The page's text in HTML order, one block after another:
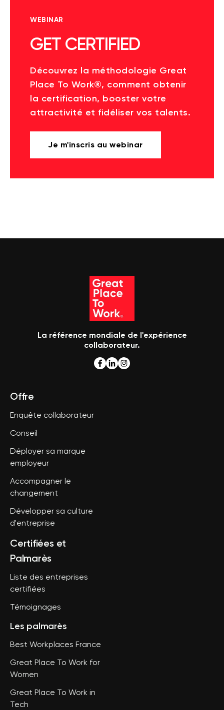
WEBINAR
GET CERTIFIED
Découvrez la méthodologie Great
Place To Work®, comment obtenir
la certification, booster votre
attractivité et fidéliser vos talents.
Je m'inscris au webinar
La référence mondiale de l'expérience
collaborateur.
Offre
Enquête collaborateur
Conseil
Déployer sa marque
employeur
Accompagner le
changement
Développer sa culture
d'entreprise
Certifiées et
Palmarès
Liste des entreprises
certifiées
Témoignages
Les palmarès
Best Workplaces France
Great Place To Work for
Women
Great Place To Work in
Tech